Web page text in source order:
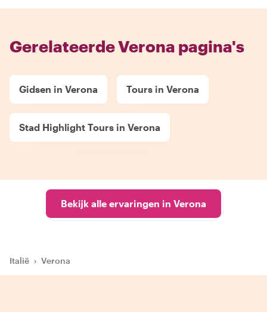
Gerelateerde Verona pagina's
Gidsen in Verona Tours in Verona
Stad Highlight Tours in Verona
Bekijk alle ervaringen in Verona
Italië › Verona